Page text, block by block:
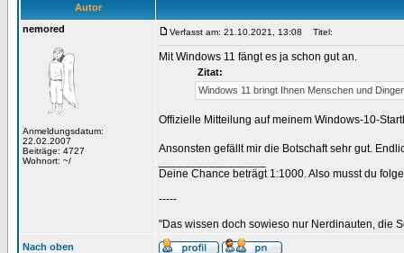
Autor
nemored
Anmeldungsdatum:
22.02.2007
Beiträge: 4727
Wohnort: ~/
Verfasst am: 21.10.2021, 13:08 Titel:
Mit Windows 11 fängt es ja schon gut an.
Zitat:
Windows 11 bringt Ihnen Menschen und
Offizielle Mitteilung auf meinem Windows-10-
Ansonsten gefällt mir die Botschaft sehr gut.
Deine Chance beträgt 1:1000. Also musst du
-----
"Das wissen doch sowieso nur Nerdinauten, die
Nach oben